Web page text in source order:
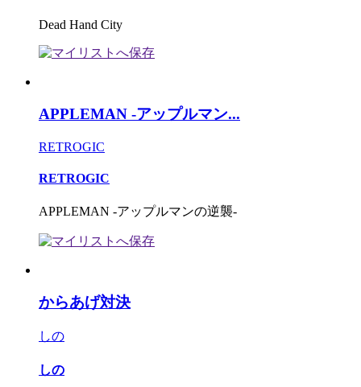
Dead Hand City
APPLEMAN -アップルマン...
RETROGIC
RETROGIC
APPLEMAN -アップルマンの逆襲-
からあげ対決
しの
しの